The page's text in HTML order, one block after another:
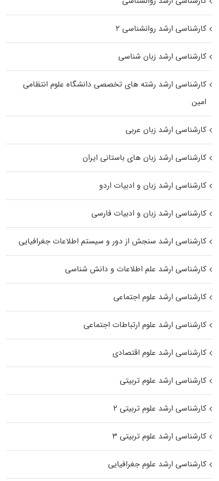
کارشناسی ارشد روانشناسی ۲
کارشناسی ارشد زبان شناسی
کارشناسی ارشد رﺷﺘﻪ ﻫﺎی تخصصی داﻧﺸﮕﺎه ﻋﻠﻮم انتظامی
اﻣﻴﻦ
کارشناسی ارشد زبان عربی
کارشناسی ارشد زبان‌ های باستانی ایران
کارشناسی ارشد زبان و ادبیات اردو
کارشناسی ارشد زبان و ادبیات فارسی
کارشناسی ارشد سنجش از دور و سیستم اطلاعات جغرافیایی
کارشناسی ارشد علم اطلاعات و دانش شناسی
کارشناسی ارشد علوم اجتماعی
کارشناسی ارشد علوم ارتباطات اجتماعی
کارشناسی ارشد علوم اقتصادی
کارشناسی ارشد علوم تربیتی
کارشناسی ارشد علوم تربیتی ۲
کارشناسی ارشد علوم تربیتی ۳
کارشناسی ارشد علوم جغرافیایی